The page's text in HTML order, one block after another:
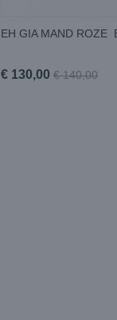
EH GIA MAND ROZE
€ 130,00 € 140,00